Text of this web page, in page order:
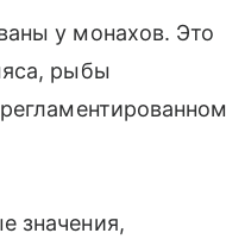
у монахов. Это
рыбы
значения,